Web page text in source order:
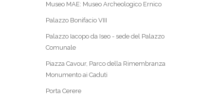
Museo MAE: Museo Archeologico Ernico
Palazzo Bonifacio VIII
Palazzo Iacopo da Iseo - sede del Palazzo
Comunale
Piazza Cavour, Parco della Rimembranza
Monumento ai Caduti
Porta Cerere